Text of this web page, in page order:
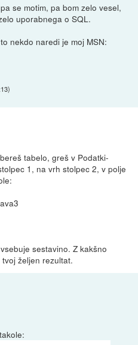
se motim, pa bom zelo vesel,
uporabnega o SQL.
nekdo naredi je moj MSN:
)
tabelo, greš v Podatki-
1, na vrh stolpec 2, v polje
sestavino. Z kakšno
željen rezultat.